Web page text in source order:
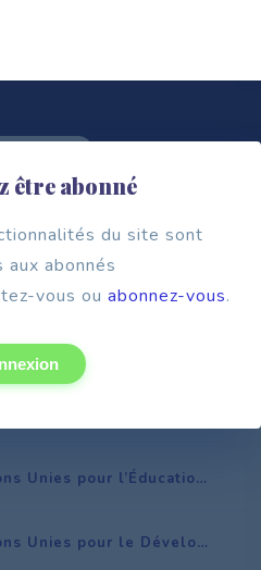
être abonné
du site sont
aux abonnés
vous ou abonnez-vous.
Organisation des Nations Unies pour l’Éducation, la Science et la Culture (UNESCO)
Organisation des Nations Unies pour le Développement industriel (ONUDI)